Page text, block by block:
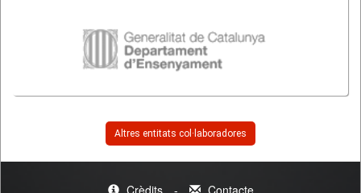
Altres entitats col·laboradores
Crèdits - Contacte